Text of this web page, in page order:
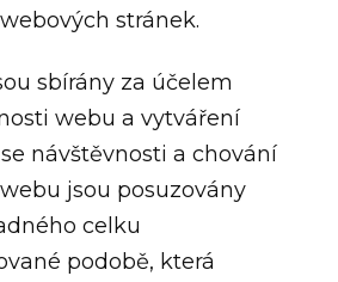
stránek.
sbírány za účelem
webu a vytváření
návštěvnosti a chování
jsou posuzovány
celku
podobě, která